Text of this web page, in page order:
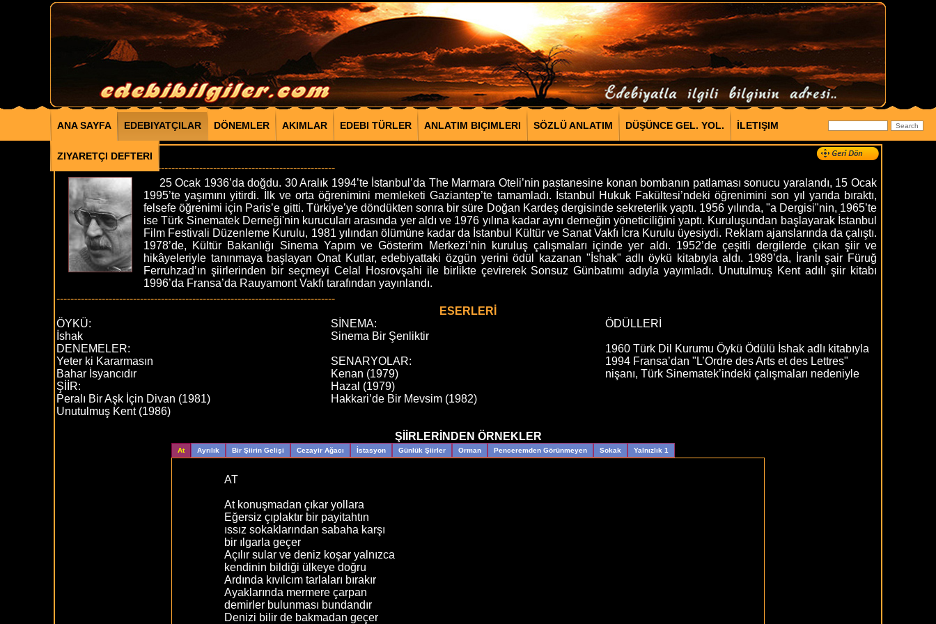
ANA SAYFA EDEBIYATÇILAR DÖNEMLER AKIMLAR EDEBI TÜRLER ANLATIM BIÇIMLERI SÖZLÜ ANLATIM DÜŞÜNCE GEL. YOL. İLETIŞIM
ZIYARETÇI DEFTERI
ONAT KUTLAR
--------------------------------------------------------------------------------
25 Ocak 1936’da doğdu. 30 Aralık 1994’te İstanbul’da The Marmara Oteli’nin pastanesine konan bombanın patlaması sonucu yaralandı, 15 Ocak
1995’te yaşımını yitirdi. İlk ve orta öğrenimini memleketi Gaziantep’te tamamladı. İstanbul Hukuk Fakültesi’ndeki öğrenimini son yıl yarıda bıraktı,
felsefe öğrenimi için Paris’e gitti. Türkiye’ye döndükten sonra bir süre Doğan Kardeş dergisinde sekreterlik yaptı. 1956 yılında, "a Dergisi"nin, 1965’te
ise Türk Sinematek Derneği'nin kurucuları arasında yer aldı ve 1976 yılına kadar aynı derneğin yöneticiliğini yaptı. Kuruluşundan başlayarak İstanbul
Film Festivali Düzenleme Kurulu, 1981 yılından ölümüne kadar da İstanbul Kültür ve Sanat Vakfı İcra Kurulu üyesiydi. Reklam ajanslarında da çalıştı.
1978’de, Kültür Bakanlığı Sinema Yapım ve Gösterim Merkezi’nin kuruluş çalışmaları içinde yer aldı. 1952’de çeşitli dergilerde çıkan şiir ve
hikâyeleriyle tanınmaya başlayan Onat Kutlar, edebiyattaki özgün yerini ödül kazanan "İshak" adlı öykü kitabıyla aldı. 1989’da, İranlı şair Füruğ
Ferruhzad’ın şiirlerinden bir seçmeyi Celal Hosrovşahi ile birlikte çevirerek Sonsuz Günbatımı adıyla yayımladı. Unutulmuş Kent adılı şiir kitabı
1996’da Fransa’da Rauyamont Vakfı tarafından yayınlandı.
--------------------------------------------------------------------------------
ESERLERİ
ÖYKÜ:
İshak
DENEMELER:
Yeter ki Kararmasın
Bahar İsyancıdır
ŞİİR:
Peralı Bir Aşk İçin Divan (1981)
Unutulmuş Kent (1986)
SİNEMA:
Sinema Bir Şenliktir
SENARYOLAR:
Kenan (1979)
Hazal (1979)
Hakkari’de Bir Mevsim (1982)
ÖDÜLLERİ
1960 Türk Dil Kurumu Öykü Ödülü İshak adlı kitabıyla
1994 Fransa’dan "L’Ordre des Arts et des Lettres"
nişanı, Türk Sinematek’indeki çalışmaları nedeniyle
ŞİİRLERİNDEN ÖRNEKLER
At Ayrılık Bir Şiirin Gelişi Cezayir Ağacı İstasyon Günlük Şiirler Orman Penceremden Görünmeyen Sokak Yalnızlık 1
AT
At konuşmadan çıkar yollara
Eğersiz çıplaktır bir payitahtın
ıssız sokaklarından sabaha karşı
bir ılgarla geçer
Açılır sular ve deniz koşar yalnızca
kendinin bildiği ülkeye doğru
Ardında kıvılcım tarlaları bırakır
Ayaklarında mermere çarpan
demirler bulunması bundandır
Denizi bilir de bakmadan geçer